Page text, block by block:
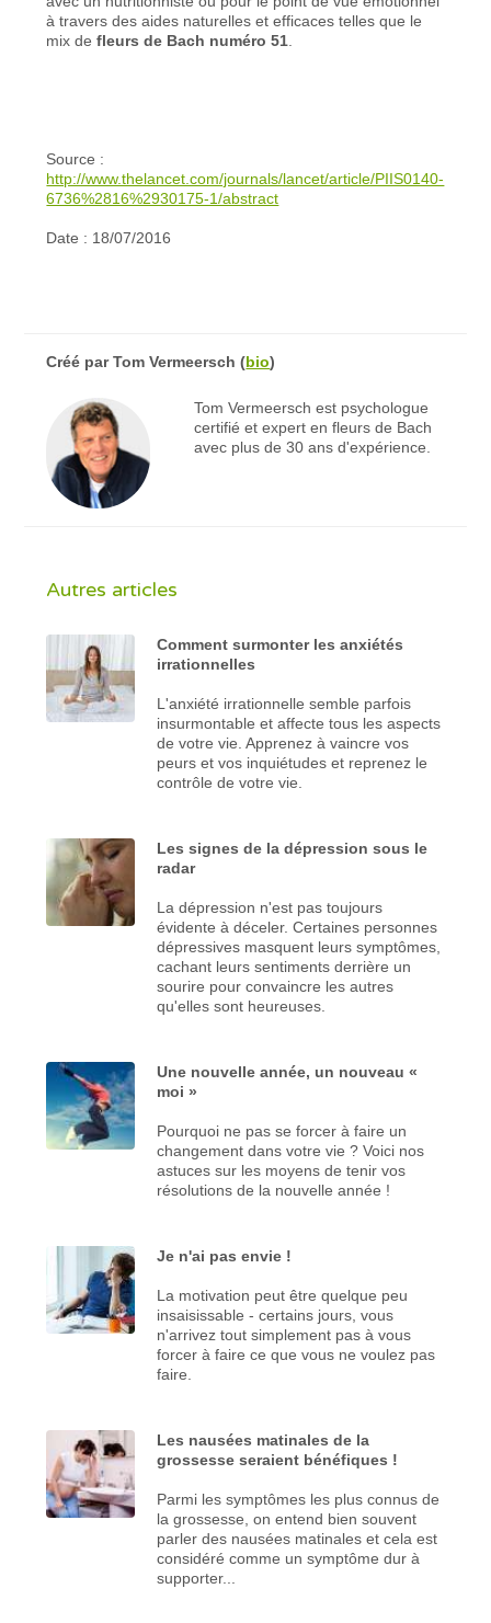
à travers des aides naturelles et efficaces telles que le
mix defleurs de Bach numéro 51
Source :
http://www.thelancet.com/journals/lancet/article/PIIS0140-
6736%2816%2930175-1/abstract
Date : 18/07/2016
Créé parTom Vermeersch (bio)
Tom Vermeersch est psychologue
certifié et expert en fleurs de Bach
avec plus de 30 ans d'expérience.
Autres articles
Comment surmonter les anxiétés
irrationnelles
L'anxiété irrationnelle semble parfois
insurmontable et affecte tous les aspects
de votre vie. Apprenez à vaincre vos
peurs et vos inquiétudes et reprenez le
contrôle de votre vie.
Les signes de la dépression sous le
radar
La dépression n'est pas toujours
évidente à déceler. Certaines personnes
dépressives masquent leurs symptômes,
cachant leurs sentiments derrière un
sourire pour convaincre les autres
qu'elles sont heureuses.
Une nouvelle année, un nouveau «
moi »
Pourquoi ne pas se forcer à faire un
changement dans votre vie ? Voici nos
astuces sur les moyens de tenir vos
résolutions de la nouvelle année !
Je n'ai pas envie !
La motivation peut être quelque peu
insaisissable - certains jours, vous
n'arrivez tout simplement pas à vous
forcer à faire ce que vous ne voulez pas
faire.
Les nausées matinales de la
grossesse seraient bénéfiques !
Parmi les symptômes les plus connus de
la grossesse, on entend bien souvent
parler des nausées matinales et cela est
considéré comme un symptôme dur à
supporter...